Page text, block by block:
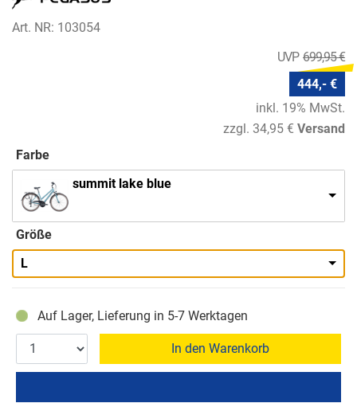
Art. NR: 103054
699,95 €
444,- €
inkl. 19% MwSt.
zzgl. 34,95 € Versand
Farbe
summit lake blue
Größe
L
Auf Lager, Lieferung in 5-7 Werktagen
In den Warenkorb